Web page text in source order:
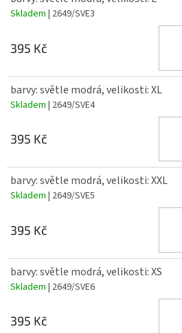
Skladem | 2649/SVE3
395 Kč
barvy: světle modrá, velikosti: XL
Skladem | 2649/SVE4
395 Kč
barvy: světle modrá, velikosti: XXL
Skladem | 2649/SVE5
395 Kč
barvy: světle modrá, velikosti: XS
Skladem | 2649/SVE6
395 Kč